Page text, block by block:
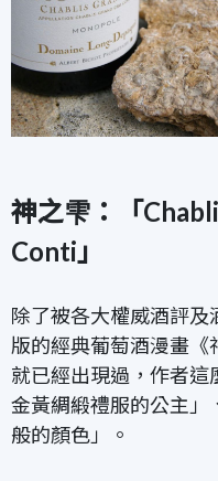
神之雫：「
Conti」
除了被各大權威酒評及
版的經典葡萄酒漫畫《
就已經出現過，作者
金黃綢緞禮服的公主」
般的顏色」。